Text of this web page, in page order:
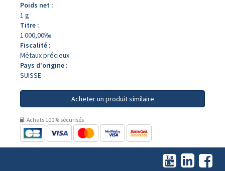
Poids net :
1 g
Titre :
1 000,00‰
Fiscalité :
Métaux précieux
Pays d'origine :
SUISSE
Acheter un produit similaire
Achats 100% sécurisés